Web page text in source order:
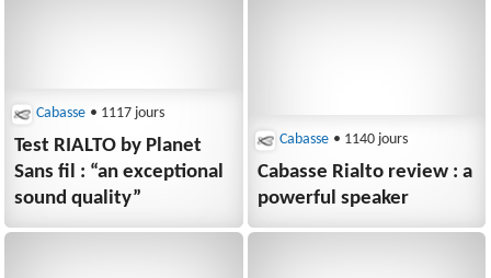
Cabasse • 1117 jours
Test RIALTO by Planet
Sans fil : “an exceptional
sound quality”
Cabasse • 1140 jours
Cabasse Rialto review : a
powerful speaker